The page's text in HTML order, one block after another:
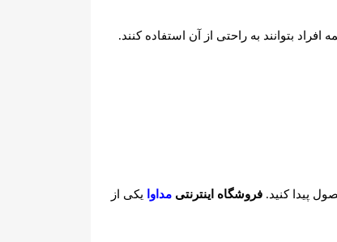
بتوانند به راحتی از آن استفاده کنند.
پیدا کنید. فروشگاه اینترنتی مداوا
یکی از